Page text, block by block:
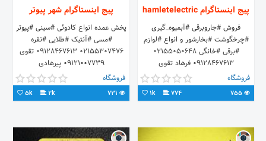
پیج اینستاگرام hamletelectric
فروش #جاروبرقی #آبمیوه_گیری
#چرخگوشت #بخارشور و انواع #لوازم
#برقی #خانگی ۰۲۱۵۵۰۵۰۶۴۸
۰۹۱۲۸۴۶۷۶۱۳ فرهاد تقوی
۰۹۱۲۱۰۰۷۷۳۹ علی پیرهادیفروشگاه
774
1k
پیج اینستاگرام شهر پیوتر
پخش عمده انواع کادوئی #سینی #پیوتر
#مسی #آنتیک #طلايی #نقره
۰۲۱۵۵۳۰۷۴۷۶ ۰۹۱۲۸۴۶۷۶۱۳ تقوی
۰۹۱۲۱۰۰۷۷۳۹ پیرهادی
http://t.me/pirhadicenterdotir
فروشگاه
2k
5k